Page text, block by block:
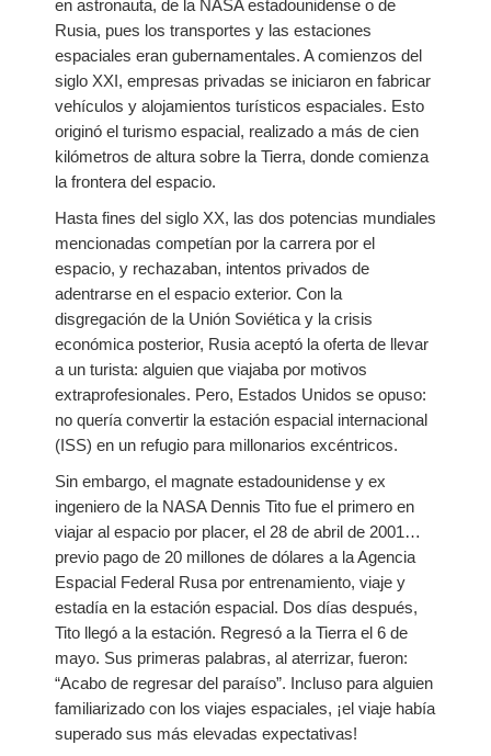
en astronauta, de la NASA estadounidense o de
Rusia, pues los transportes y las estaciones
espaciales eran gubernamentales. A comienzos del
siglo XXI, empresas privadas se iniciaron en fabricar
vehículos y alojamientos turísticos espaciales. Esto
originó el turismo espacial, realizado a más de cien
kilómetros de altura sobre la Tierra, donde comienza
la frontera del espacio.
Hasta fines del siglo XX, las dos potencias mundiales
mencionadas competían por la carrera por el
espacio, y rechazaban, intentos privados de
adentrarse en el espacio exterior. Con la
disgregación de la Unión Soviética y la crisis
económica posterior, Rusia aceptó la oferta de llevar
a un turista: alguien que viajaba por motivos
extraprofesionales. Pero, Estados Unidos se opuso:
no quería convertir la estación espacial internacional
(ISS) en un refugio para millonarios excéntricos.
Sin embargo, el magnate estadounidense y ex
ingeniero de la NASA Dennis Tito fue el primero en
viajar al espacio por placer, el 28 de abril de 2001…
previo pago de 20 millones de dólares a la Agencia
Espacial Federal Rusa por entrenamiento, viaje y
estadía en la estación espacial. Dos días después,
Tito llegó a la estación. Regresó a la Tierra el 6 de
mayo. Sus primeras palabras, al aterrizar, fueron:
“Acabo de regresar del paraíso”. Incluso para alguien
familiarizado con los viajes espaciales, ¡el viaje había
superado sus más elevadas expectativas!